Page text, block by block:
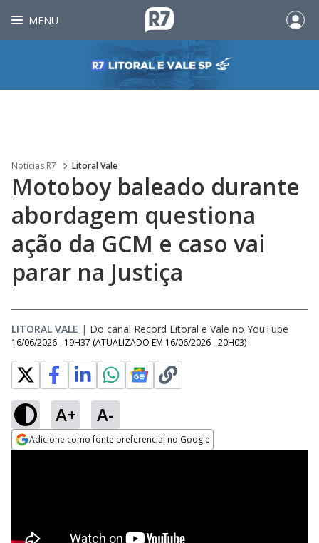
MENU
Noticias R7 Litoral Vale
Motoboy baleado durante
abordagem questiona
ação da GCM e caso vai
parar na Justiça
LITORAL VALE | Do canal Record Litoral e Vale no YouTube
16/06/2026 - 19H37 (ATUALIZADO EM 16/06/2026 - 20H03)
A+ A-
Adicione como fonte preferencial no Google